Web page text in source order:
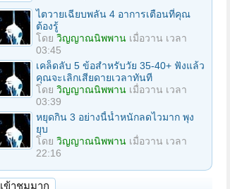
ไตวายเฉียบพลัน 4 อาการเตือนที่คุณ
ต้องรู้
โดย วิญญาณนิพพาน เมื่อวาน เวลา
03:45
เคล็ดลับ 5 ข้อสำหรับวัย 35-40+ ฟังแล้ว
คุณจะเลิกเสียดายเวลาทันที
โดย วิญญาณนิพพาน เมื่อวาน เวลา
03:39
หยุดกิน 3 อย่างนี้น้ำหนักลดไวมาก พุง
ยุบ
โดย วิญญาณนิพพาน เมื่อวาน เวลา
22:16
เข้าชมมาก